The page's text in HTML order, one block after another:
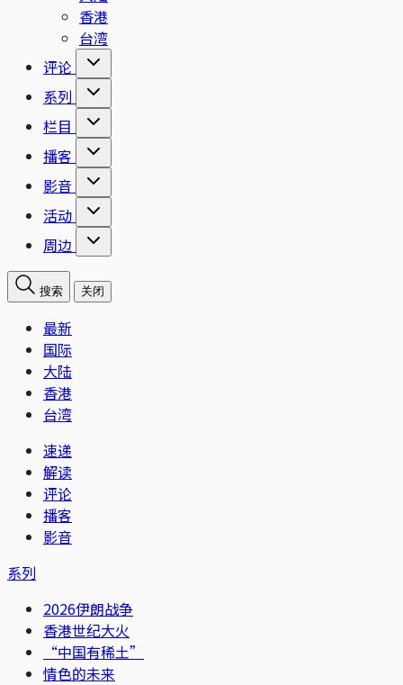
香港
台湾
评论
系列
栏目
播客
影音
活动
周边
搜索 关闭
最新
国际
大陆
香港
台湾
速递
解读
评论
播客
影音
系列
2026伊朗战争
香港世纪大火
“中国有稀土”
情色的未来